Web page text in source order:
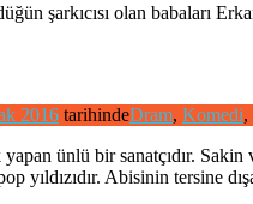
şarkıcısı olan babaları
2016 tarihindeDram, Komedi,
ünlü bir sanatçıdır.
yıldızıdır. Abisinin tersine